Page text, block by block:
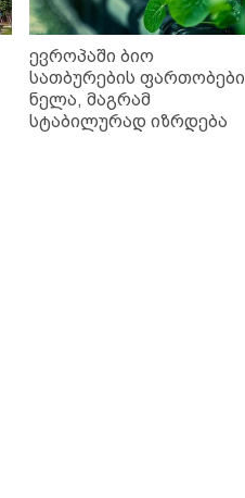
ევროპაში ბიო
სათბურების ფართობები
ნელა, მაგრამ
სტაბილურად იზრდება